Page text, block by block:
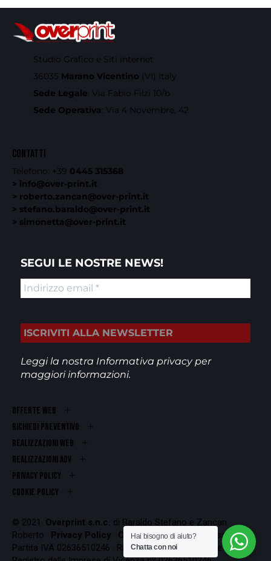
Studio Grafico e Siti internet
36035 Marano Vicentino (VI) Italy
Sede Legale: Via Fabio Filzi 10/b
Sede Operativa: Via 4 Novembre, 42
CONTATTI
Telefono: +39 0445 315368
> info@over-print.it
> roberto.zancan@over-print.it
> stefano.baraldo@over-print.it
> simonetta@over-print.it
SEGUI LE NOSTRE NEWS!
Leggi la nostra Informativa privacyper
maggiori informazioni.
OFFERTE WEB
RICHIEDI PREVENTIVO
REALIZZAZIONI WEB
Realizzazioni ADV
PRIVACY POLICY
COOKIE POLICY
© 2021. Overprint s.n.c. di Baraldo Stefano e Zancan
Roberto · Privacy Policy · Cookie Policy Codice Fiscale e
Partita IVA 02636510246 · REA VI-262407 · Iscrizione al
Hai bisogno di aiuto?
Chatta con noi